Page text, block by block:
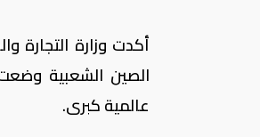
أكدت وزارة التجارة
الصين الشعبية
عالمية كبرى.